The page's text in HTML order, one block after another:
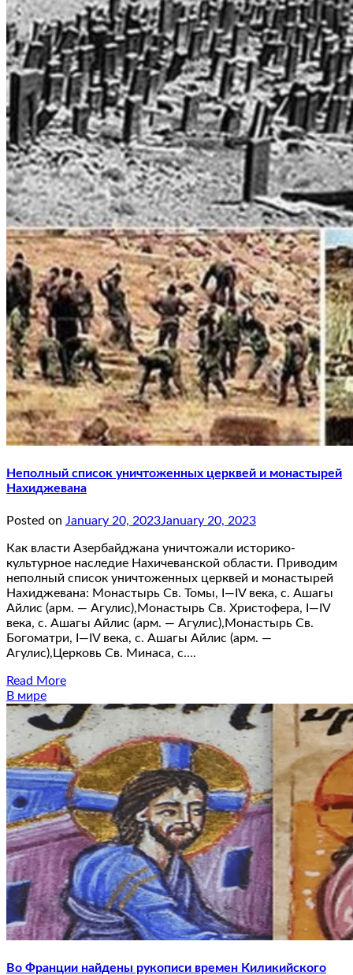
Неполный список уничтоженных церквей и монастырей
Нахиджевана
Posted on January 20, 2023January 20, 2023
Как власти Азербайджана уничтожали историко-
культурное наследие Нахичеванской области. Приводим
неполный список уничтоженных церквей и монастырей
Нахиджевана: Монастырь Св. Томы, I—IV века, с. Ашагы
Айлис (арм. — Агулис),Монастырь Св. Христофера, I—IV
века, с. Ашагы Айлис (арм. — Агулис),Монастырь Св.
Богоматри, I—IV века, с. Ашагы Айлис (арм. —
Агулис),Церковь Св. Минаса, с….
Read More
В мире
Во Франции найдены рукописи времен Киликийского